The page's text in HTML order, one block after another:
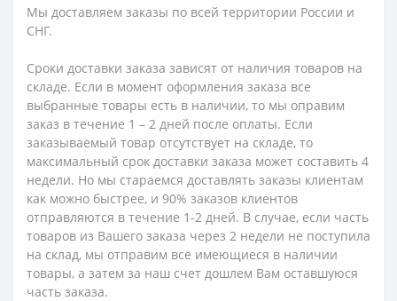
Мы доставляем заказы по всей территории России и
СНГ.
Сроки доставки заказа зависят от наличия товаров на
складе. Если в момент оформления заказа все
выбранные товары есть в наличии, то мы оправим
заказ в течение 1 – 2 дней после оплаты. Если
заказываемый товар отсутствует на складе, то
максимальный срок доставки заказа может составить 4
недели. Но мы стараемся доставлять заказы клиентам
как можно быстрее, и 90% заказов клиентов
отправляются в течение 1-2 дней. В случае, если часть
товаров из Вашего заказа через 2 недели не поступила
на склад, мы отправим все имеющиеся в наличии
товары, а затем за наш счет дошлем Вам оставшуюся
часть заказа.